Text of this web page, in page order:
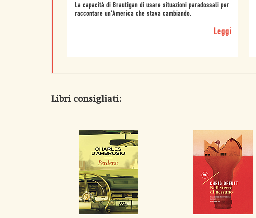
La capacità di Brautigan di usare situazioni paradossali per
raccontare un’America che stava cambiando.
Leggi
Libri consigliati: